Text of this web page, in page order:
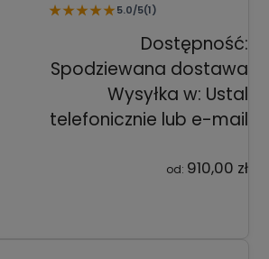
★★★★★5.0/5(1)
Dostępność:
Spodziewana dostawa
Wysyłka w: Ustal
telefonicznie lub e-mail
od: 910,00 zł